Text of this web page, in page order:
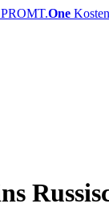
PROMT.One